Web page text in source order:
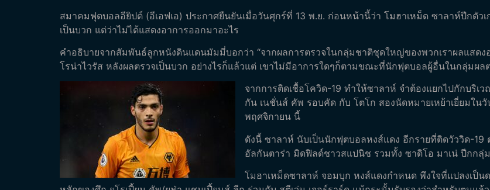
สมาคมฟุตบอลอียิปต์ (อีเอฟเอ) ประกาศยืนยันเมื่อวันศุกร์ที่ 13 พ.ย. ก่อนหน้านี้ว่า โมฮาเหม็ด ซาลาห์ปีกตัว
เป็นบวก แต่ว่าไม่ได้แสดงอาการออกมาอะไร
คำอธิบายจากสัมพันธ์ลูกหนังดินแดนมัมมี่บอกว่า “จากผลการตรวจในกลุ่มชาติชุดใหญ่ของพวกเราผลแสด
โรน่าไวรัส หลังผลตรวจเป็นบวก อย่างไรก็แล้วแต่ เขาไม่มีอาการใดๆก็ตามขณะที่นักฟุตบอลผู้อื่นในกลุ่มผล
จากการติดเชื้อโควิด-19 ทำให้ซาลาห์ จำต้องแยกไปกักบริ
กัน เนชั่นส์ คัพ รอบคัด กับ โตโก สองนัดหมายเหย้าเยี่ยมใน
พฤศจิกายน นี้
ดังนี้ ซาลาห์ นับเป็นนักฟุตบอลหงส์แดง อีกรายที่ติดวัววิด-
อัลกันตาร่า มิดฟิลด์ชาวสแปนิช รวมทั้ง ซาดิโอ มาเน่ ปีกกลุ่ม
โมฮาเหม็ดซาลาห์ จอมบุก หงส์แดงกำหนด พึงใจที่แปลงเป็